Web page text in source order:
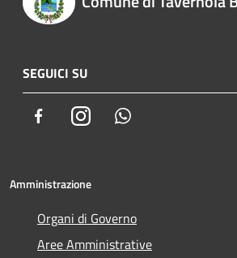
SEGUICI SU
FacebookInstagram
Amministrazione
Organi di Governo
Aree Amministrative